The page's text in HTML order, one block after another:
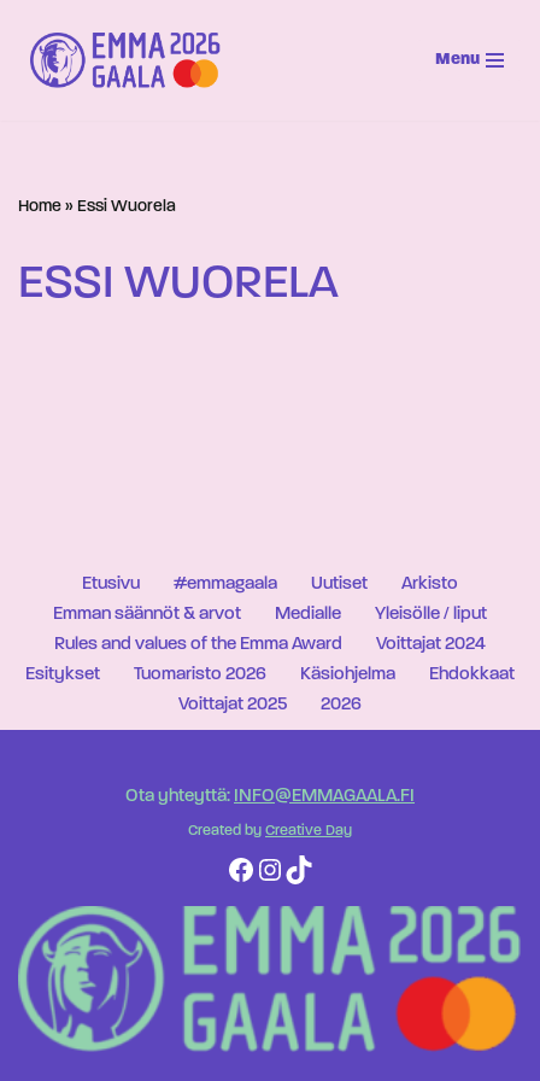
Siirry
suoraan
Menu
Home » Essi Wuorela
ESSI WUORELA
Etusivu #emmagaala Uutiset
Arkisto
Emman säännöt & arvot
Medialle
Yleisölle / liput
Rules and values of the Emma Award
Voittajat 2024
Esitykset
Tuomaristo 2026 Käsiohjelma
Ehdokkaat
Voittajat 2025
2026
Ota yhteyttä: INFO@EMMAGAALA.FI
Created by Creative Day